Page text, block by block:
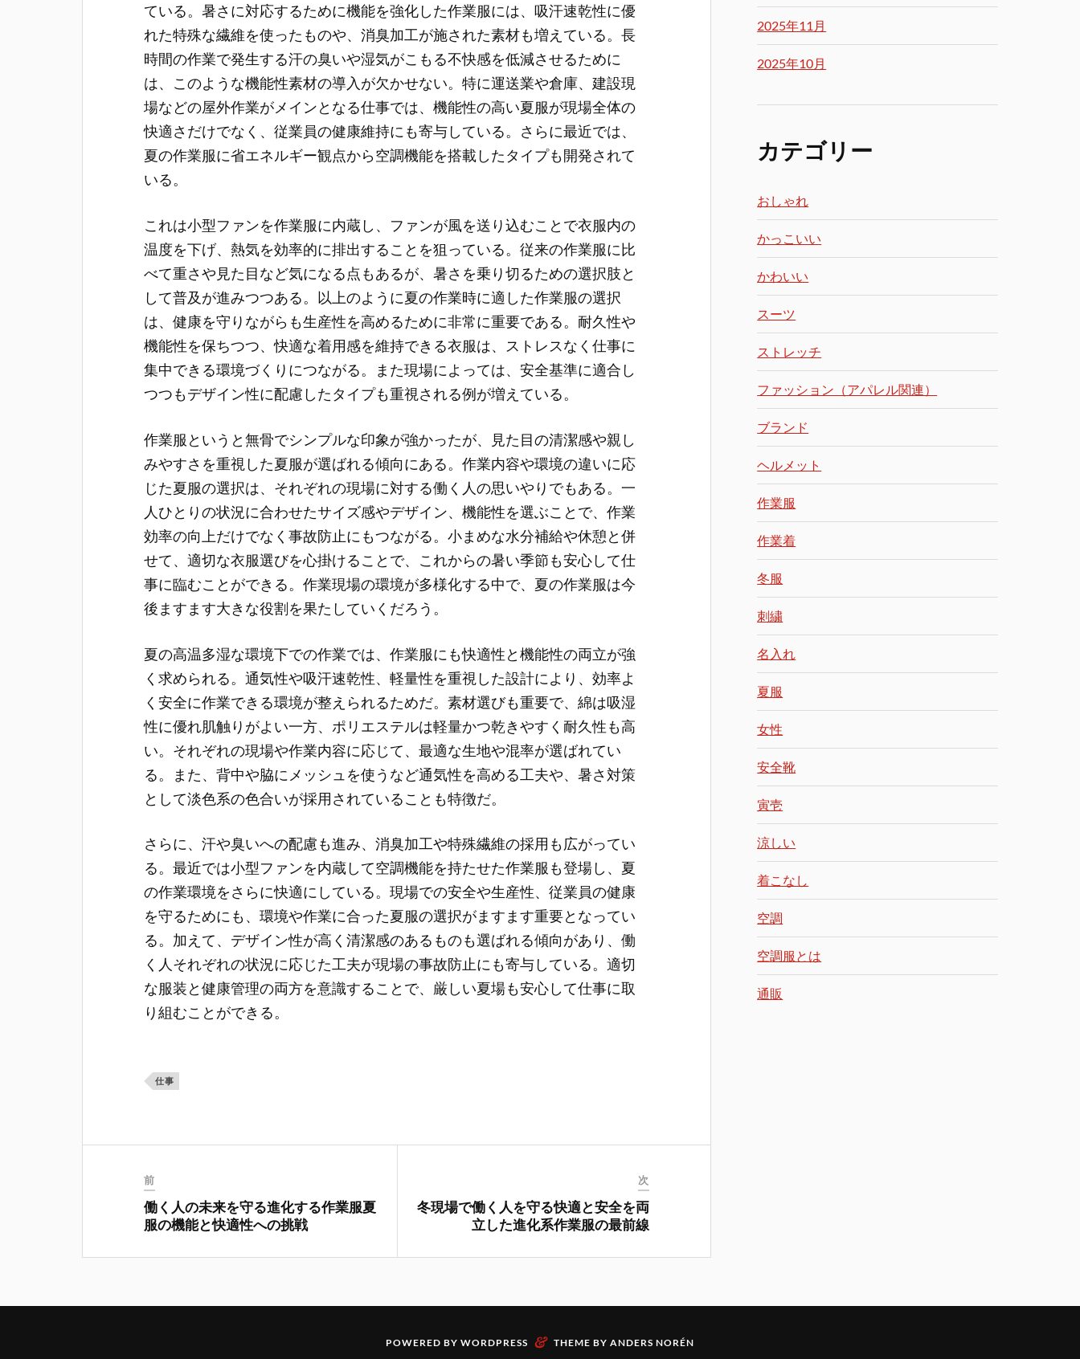
ている。暑さに対応するために機能を強化した作業服には、吸汗速乾性に優
れた特殊な繊維を使ったものや、消臭加工が施された素材も増えている。長
時間の作業で発生する汗の臭いや湿気がこもる不快感を低減させるために
は、このような機能性素材の導入が欠かせない。特に運送業や倉庫、建設現
場などの屋外作業がメインとなる仕事では、機能性の高い夏服が現場全体の
快適さだけでなく、従業員の健康維持にも寄与している。さらに最近では、
夏の作業服に省エネルギー観点から空調機能を搭載したタイプも開発されて
いる。
これは小型ファンを作業服に内蔵し、ファンが風を送り込むことで衣服内の
温度を下げ、熱気を効率的に排出することを狙っている。従来の作業服に比
べて重さや見た目など気になる点もあるが、暑さを乗り切るための選択肢と
して普及が進みつつある。以上のように夏の作業時に適した作業服の選択
は、健康を守りながらも生産性を高めるために非常に重要である。耐久性や
機能性を保ちつつ、快適な着用感を維持できる衣服は、ストレスなく仕事に
集中できる環境づくりにつながる。また現場によっては、安全基準に適合し
つつもデザイン性に配慮したタイプも重視される例が増えている。
作業服というと無骨でシンプルな印象が強かったが、見た目の清潔感や親し
みやすさを重視した夏服が選ばれる傾向にある。作業内容や環境の違いに応
じた夏服の選択は、それぞれの現場に対する働く人の思いやりでもある。一
人ひとりの状況に合わせたサイズ感やデザイン、機能性を選ぶことで、作業
効率の向上だけでなく事故防止にもつながる。小まめな水分補給や休憩と併
せて、適切な衣服選びを心掛けることで、これからの暑い季節も安心して仕
事に臨むことができる。作業現場の環境が多様化する中で、夏の作業服は今
後ますます大きな役割を果たしていくだろう。
夏の高温多湿な環境下での作業では、作業服にも快適性と機能性の両立が強
く求められる。通気性や吸汗速乾性、軽量性を重視した設計により、効率よ
く安全に作業できる環境が整えられるためだ。素材選びも重要で、綿は吸湿
性に優れ肌触りがよい一方、ポリエステルは軽量かつ乾きやすく耐久性も高
い。それぞれの現場や作業内容に応じて、最適な生地や混率が選ばれてい
る。また、背中や脇にメッシュを使うなど通気性を高める工夫や、暑さ対策
として淡色系の色合いが採用されていることも特徴だ。
さらに、汗や臭いへの配慮も進み、消臭加工や特殊繊維の採用も広がってい
る。最近では小型ファンを内蔵して空調機能を持たせた作業服も登場し、夏
の作業環境をさらに快適にしている。現場での安全や生産性、従業員の健康
を守るためにも、環境や作業に合った夏服の選択がますます重要となってい
る。加えて、デザイン性が高く清潔感のあるものも選ばれる傾向があり、働
く人それぞれの状況に応じた工夫が現場の事故防止にも寄与している。適切
な服装と健康管理の両方を意識することで、厳しい夏場も安心して仕事に取
り組むことができる。
仕事
前
働く人の未来を守る進化する作業服夏
服の機能と快適性への挑戦
次
冬現場で働く人を守る快適と安全を両
立した進化系作業服の最前線
2025年11月
2025年10月
カテゴリー
おしゃれ
かっこいい
かわいい
スーツ
ストレッチ
ファッション（アパレル関連）
ブランド
ヘルメット
作業服
作業着
冬服
刺繍
名入れ
夏服
女性
安全靴
寅壱
涼しい
着こなし
空調
空調服とは
通販
POWERED BY WORDPRESS & THEME BY ANDERS NORÉN